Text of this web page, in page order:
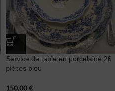
Service de table en porcelaine 26
pièces bleu
150,00€